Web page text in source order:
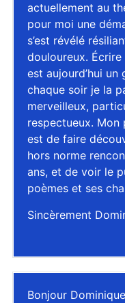
actuellement au
pour moi une
s’est révélé
douloureux.
est aujourd’hui un
chaque soir je la
merveilleux,
respectueux. Mon
est de faire
hors norme
ans, et de voir le
poèmes et ses
Sincèrement
Bonjour